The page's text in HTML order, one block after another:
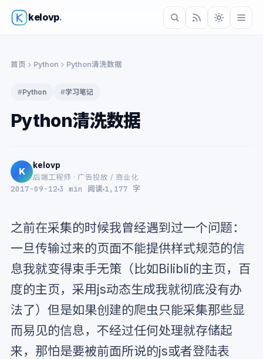
kelovp.
首页 Python Python清洗数据
#Python #学习笔记
Python清洗数据
K
kelovp
后端工程师 · 广告投放 / 商业化
2017-09-12 3 min 阅读 1,177 字
之前在采集的时候我曾经遇到过一个问题：
一旦传输过来的页面不能提供样式规范的信
息我就变得束手无策（比如Bilibli的主页，百
度的主页，采用js动态生成我就彻底没有办
法了）但是如果创建的爬虫只能采集那些显
而易见的信息，不经过任何处理就存储起
来，那怕是要被前面所说的js或者登陆表